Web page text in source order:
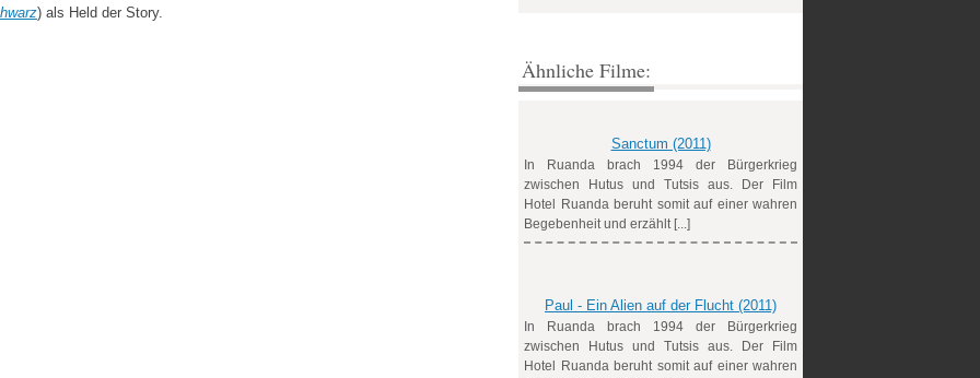
) als Held der Story.
Ähnliche Filme:
Sanctum (2011)
In Ruanda brach 1994 der Bürgerkrieg
zwischen Hutus und Tutsis aus. Der Film
Hotel Ruanda beruht somit auf einer wahren
Begebenheit und erzählt [...]
Paul - Ein Alien auf der Flucht (2011)
In Ruanda brach 1994 der Bürgerkrieg
zwischen Hutus und Tutsis aus. Der Film
Hotel Ruanda beruht somit auf einer wahren